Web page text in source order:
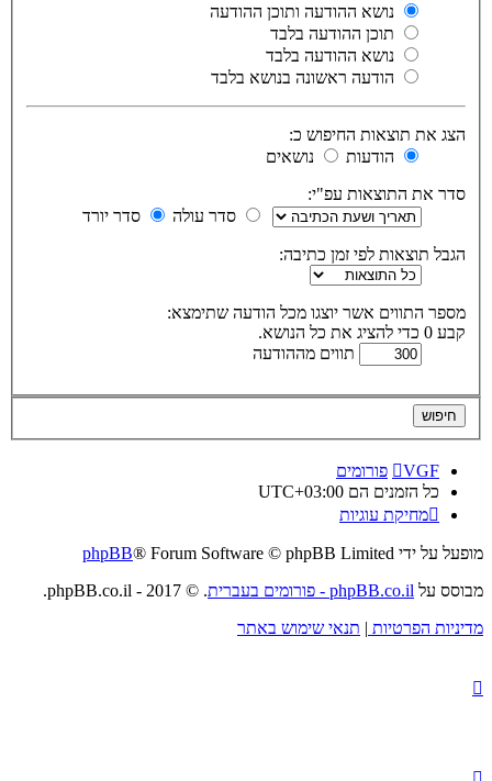
נושא ההודעה ותוכן ההודעה
תוכן ההודעה בלבד
נושא ההודעה בלבד
הודעה ראשונה בנושא בלבד
הצג את תוצאות החיפוש כ:
הודעות
נושאים
סדר את התוצאות עפ"י:
סדר עולה
סדר יורד
הגבל תוצאות לפי זמן כתיבה:
מספר התווים אשר יוצגו מכל הודעה שתימצא:
קבע 0 כדי להציג את כל הנושא.
תווים מההודעה
VGF
פורומים
כל הזמנים הם UTC+03:00
מחיקת עוגיות
מופעל על ידי phpBB® Forum Software © phpBB Limited
מבוסס על phpBB.co.il - פורומים בעברית
. © 2017 - phpBB.co.il.
מדיניות הפרטיות | תנאי שימוש באתר